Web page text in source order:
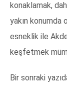
konaklamak,
yakın konumda
esneklik ile
keşfetmek
Bir sonraki